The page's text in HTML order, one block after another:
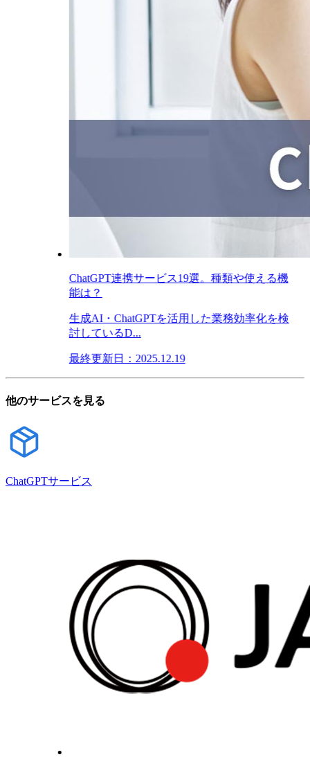
ChatGPT連携サービス19選。種類や使える機
能は？
生成AI・ChatGPTを活用した業務効率化を検
討しているD...
最終更新日：2025.12.19
他のサービスを見る
ChatGPTサービス